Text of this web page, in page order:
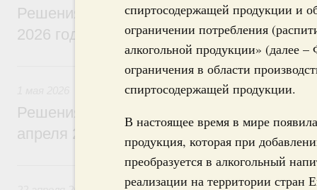
спиртосодержащей продукции и
ограничении потребления
алкогольной продукции» (далее
ограничения в области
спиртосодержащей продукции.
В настоящее время в мире
продукция, которая при
преобразуется в алкогольный
реализации на территории стран
Решения, принятые на заседании
2026 года
1 мая, пятница
Решения, принятые на заседании
апреля 2026 года
22 апреля, среда